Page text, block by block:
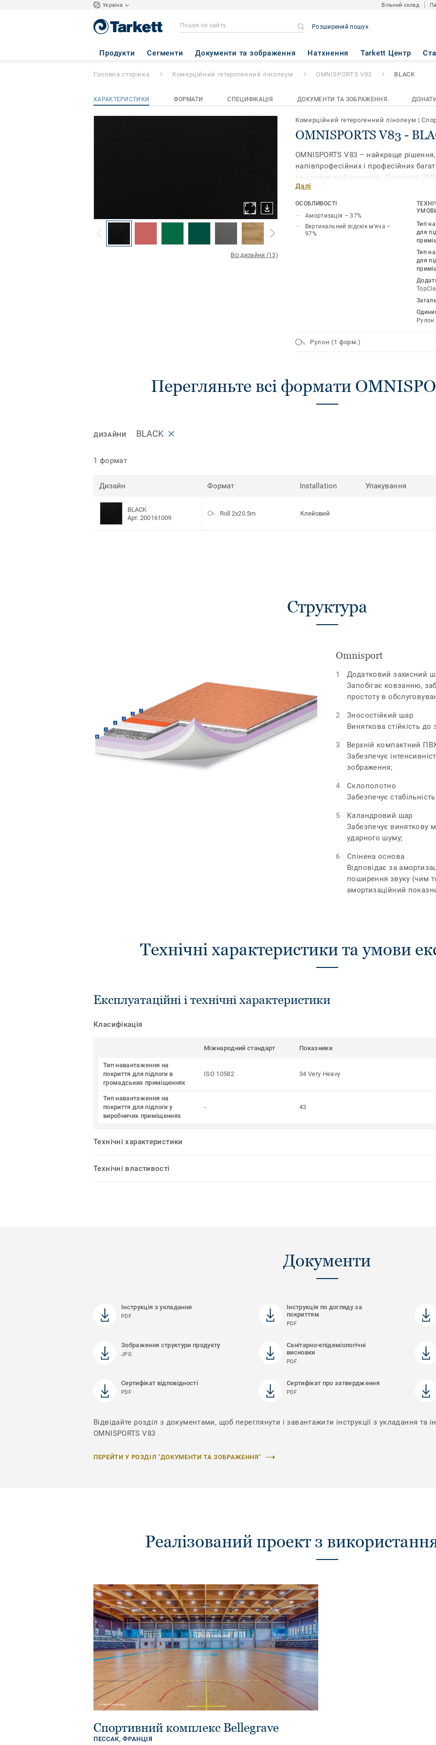
Україна Вільний склад
Розширений пошук
Продукти Сегменти Документи та зображення Натхнення Tarkett Центр
OMNISPORTS V83 - BLACK
Головна сторінка Комерційний гетерогенний лінолеум OMNISPORTS V83 BLACK
ХАРАКТЕРИСТИКИ ФОРМАТИ СПЕЦИФІКАЦІЯ ДОКУМЕНТИ ТА ЗОБРАЖЕННЯ
Всі дизайни (13)
Комерційний гетерогенний лінолеум |
OMNISPORTS V83 -
OMNISPORTS V83 – найкраще
напівпрофесійних і професійних
та ігрових майданчиків. Покриття
найбільшу товщину, що забезпечує
амортизаційний показник. А він є
характеристикою для спортивного
максимальний комфорт спортсменам.
Далі
ОСОБЛИВОСТІ
Амортизація – 37%
Вертикальний відскік м'яча –
97%
УМОВИ
Тип
для
Тип
для
Рулон
Рулон (1 форм.)
Перегляньте всі формати
ДИЗАЙНИ BLACK
1 формат
Дизайн Формат Installation Упакування
BLACK
Арт. 200161009
Roll 2x20.5m Клейовий
Структура
Omnisport
Додатковий захисний
Запобігає ковзанню,
простоту в
Зносостійкий шар
Виняткова стійкість до
Верхній компактний
Забезпечує
зображення;
Склополотно
Забезпечує
Каландровий шар
Забезпечує виняткову
ударного шуму;
Спінена основа
Відповідає за
поширення звуку (чим
амортизаційний
Технічні характеристики та умови
Експлуатаційні і технічні характеристики
Класифікація
Міжнародний стандарт Показники
Тип навантаження на
покриття для підлоги в
громадських приміщеннях
ISO 10582 34 Very Heavy
Тип навантаження на
покриття для підлоги у
виробничих приміщеннях
- 43
Технічні характеристики
Технічні властивості
Документи
Інструкція з укладання
PDF
Інструкція по догляду за
покриттям
PDF
Зображення структури продукту
JPG
Санітарно-епідеміологічні
висновки
PDF
Сертифікат відповідності
PDF
Сертифікат про затвердження
PDF
Відвідайте розділ з документами, щоб переглянути і завантажити інструкції з укладання та
OMNISPORTS V83
ПЕРЕЙТИ У РОЗДІЛ "ДОКУМЕНТИ ТА ЗОБРАЖЕННЯ"
Реалізований проект з
Спортивний комплекс Bellegrave
ПЕССАК,ФРАНЦІЯ